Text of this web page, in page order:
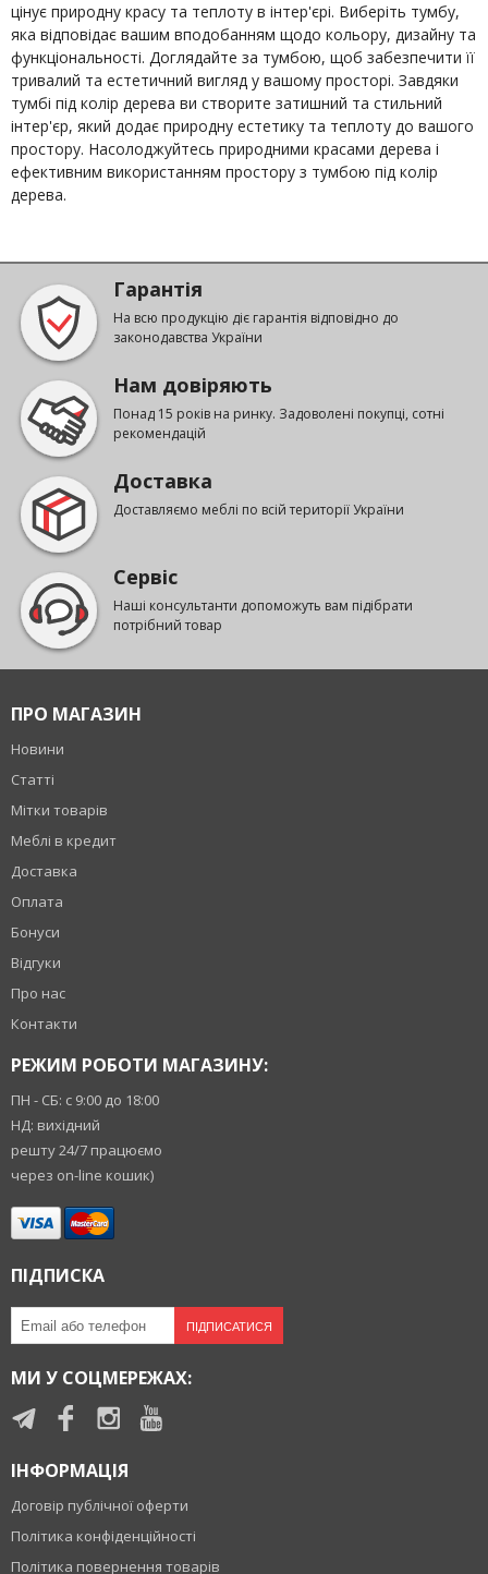
цінує природну красу та теплоту в інтер'єрі. Виберіть тумбу,
яка відповідає вашим вподобанням щодо кольору, дизайну та
функціональності. Доглядайте за тумбою, щоб забезпечити її
тривалий та естетичний вигляд у вашому просторі. Завдяки
тумбі під колір дерева ви створите затишний та стильний
інтер'єр, який додає природну естетику та теплоту до вашого
простору. Насолоджуйтесь природними красами дерева і
ефективним використанням простору з тумбою під колір
дерева.
Гарантія
На всю продукцію діє гарантія відповідно до
законодавства України
Нам довіряють
Понад 15 років на ринку. Задоволені покупці, сотні
рекомендацій
Доставка
Доставляємо меблі по всій території України
Сервіс
Наші консультанти допоможуть вам підібрати
потрібний товар
ПРО МАГАЗИН
Новини
Статті
Мітки товарів
Меблі в кредит
Доставка
Оплата
Бонуси
Відгуки
Про нас
Контакти
РЕЖИМ РОБОТИ МАГАЗИНУ:
ПН - СБ: с 9:00 до 18:00
НД: вихідний
решту 24/7 працюємо
через on-line кошик)
ПІДПИСКА
ПІДПИСАТИСЯ
МИ У СОЦМЕРЕЖАХ:
ІНФОРМАЦІЯ
Договір публічної оферти
Політика конфіденційності
Політика повернення товарів